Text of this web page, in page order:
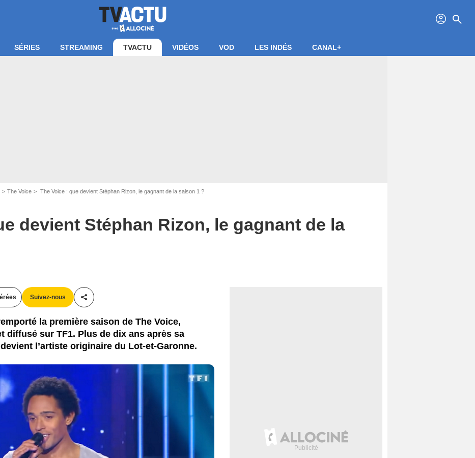
profil search
SÉRIES STREAMING TVACTU VIDÉOS VOD LES INDÉS CANAL+
The Voice The Voice : que devient Stéphan Rizon, le gagnant de la saison 1 ?
devient Stéphan Rizon, le gagnant de la
Suivez-nous
Partager cet article
la première saison de The Voice,
diffusé sur TF1. Plus de dix ans après sa
l’artiste originaire du Lot-et-Garonne.
Capture d'écran TF1